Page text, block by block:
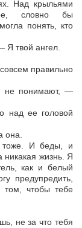
Над крыльями
словно бы
понять, кто
Я твой ангел.
правильно
не понимают, —
над ее головой
она.
тоже. И беды, и
никакая жизнь. Я
как и белый
предупредить,
том, чтобы тебе
не за что тебя